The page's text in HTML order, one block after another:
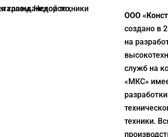
ООО
создано в
на
служб на
«МКС»
техники.